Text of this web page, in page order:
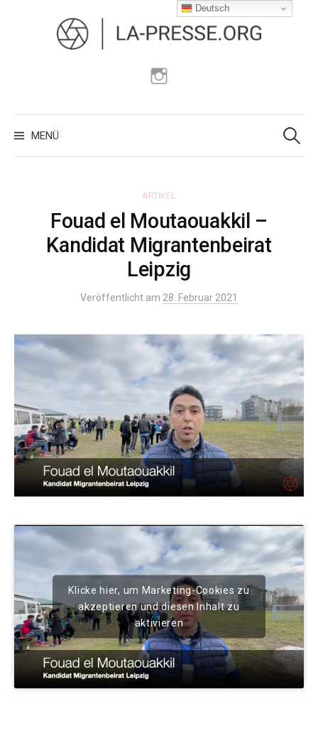
überspringen
MENÜ
Suchen
nach:
ARTIKEL
Fouad el Moutaouakkil –
Kandidat Migrantenbeirat
Leipzig
Veröffentlicht am 28. Februar 2021
Klicke hier, um Marketing-Cookies zu
akzeptieren und diesen Inhalt zu
aktivieren
Deutsch